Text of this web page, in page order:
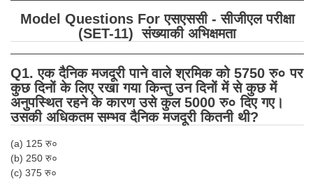
SSC CGL PDF Ebooks
SSC CGL
SSC CGL TIER-1
Tier-1 PAPERS
Tier-1 Syllabus
Model Questions For एसएससी - सीजीएल परीक्षा
(SET-11) संख्याकी अभिक्षमता
Q1. एक दैनिक मजदूरी पाने वाले श्रमिक को 5750 रु० पर
कुछ दिनों के लिए रखा गया किन्तु उन दिनों में से कुछ में
अनुपस्थित रहने के कारण उसे कुल 5000 रु० दिए गए।
उसकी अधिकतम सम्भव दैनिक मजदूरी कितनी थी?
(a) 125 रु०
(b) 250 रु०
(c) 375 रु०